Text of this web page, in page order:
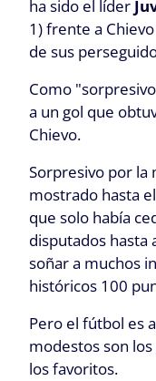
ha sido el líder
1) frente a
de sus
Como
a un gol que
Chievo.
Sorpresivo por la
mostrado hasta
que solo había
disputados hasta
soñar a muchos
históricos 100
Pero el fútbol es
modestos son
los favoritos.